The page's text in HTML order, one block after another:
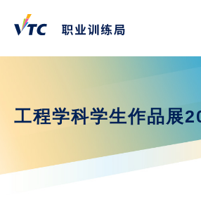
工程学科学生作品展